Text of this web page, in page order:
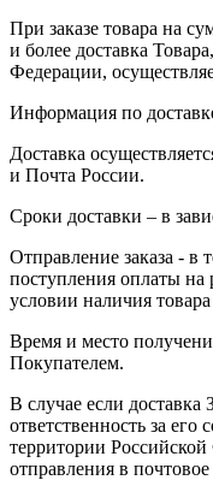
При заказе товара на
и более доставка
Федерации,
Информация по
Доставка
и Почта России.
Сроки доставки – в
Отправление заказа - в
поступления оплаты на
условии наличия
Время и место
Покупателем.
В случае если доставка
ответственность за
территории
отправления в